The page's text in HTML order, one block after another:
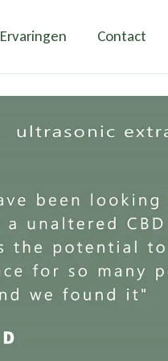
Ervaringen Contact